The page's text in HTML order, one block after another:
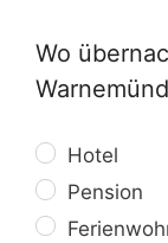
Wo
Hotel
Pension